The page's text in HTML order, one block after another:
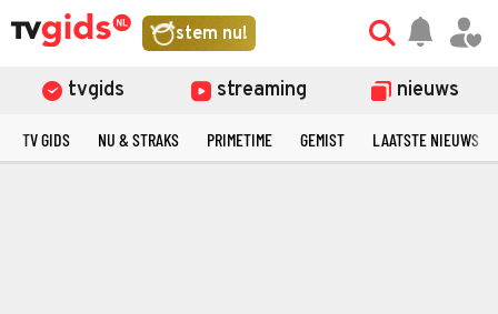
stem nu!
tvgids streaming nieuws
TV GIDS NU & STRAKS PRIMETIME GEMIST LAATSTE NIEUWS